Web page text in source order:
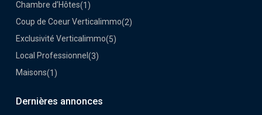
Chambre d’Hôtes(1)
Coup de Coeur Verticalimmo(2)
Exclusivité Verticalimmo(5)
Local Professionnel (3)
Maisons(1)
Dernières annonces